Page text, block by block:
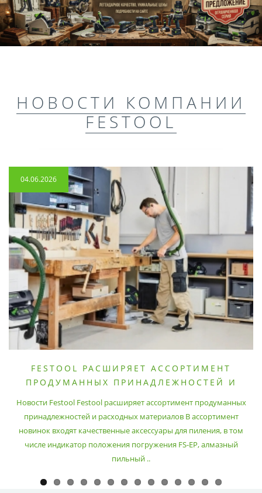
НОВОСТИ КОМПАНИИ
FESTOOL
04.06.2026
FESTOOL РАСШИРЯЕТ АССОРТИМЕНТ
ПРОДУМАННЫХ ПРИНАДЛЕЖНОСТЕЙ И
Новости Festool Festool расширяет ассортимент продуманных
принадлежностей и расходных материалов В ассортимент
новинок входят качественные аксессуары для пиления, в том
числе индикатор положения погружения FS-EP, алмазный
пильный ..